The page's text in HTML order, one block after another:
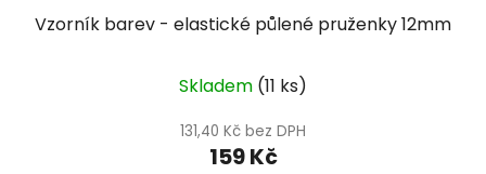
Vzorník barev - elastické půlené pruženky 12mm
Skladem (11 ks)
131,40 Kč bez DPH
159 Kč